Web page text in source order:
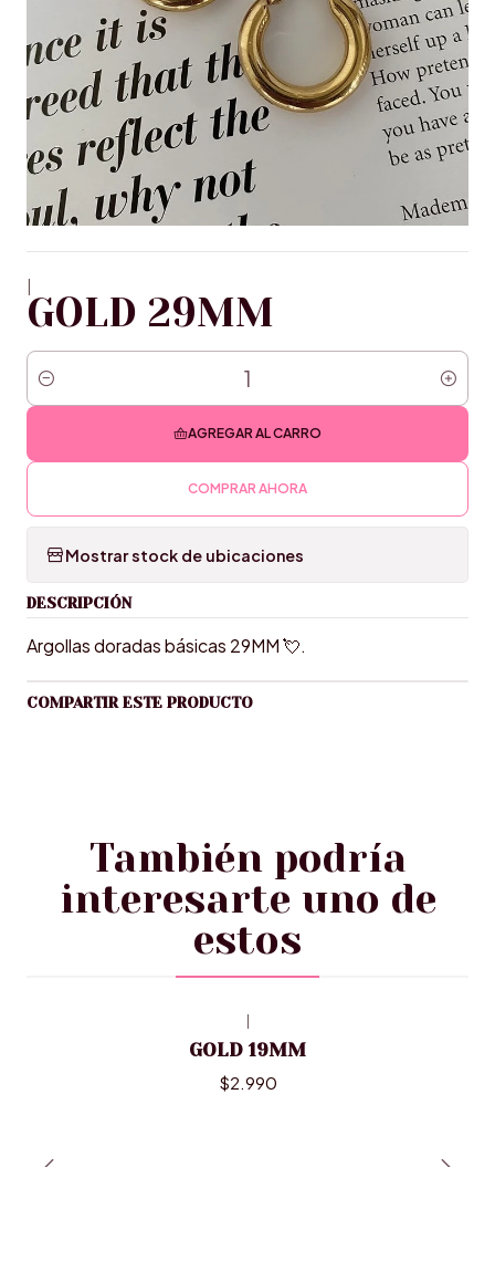
GOLD 29MM
Cantidad
AGREGAR AL CARRO
COMPRAR AHORA
Mostrar stock de ubicaciones
DESCRIPCIÓN
Argollas doradas básicas 29MM 💘.
COMPARTIR ESTE PRODUCTO
También podría
interesarte uno de
estos
GOLD 19MM
$2.990